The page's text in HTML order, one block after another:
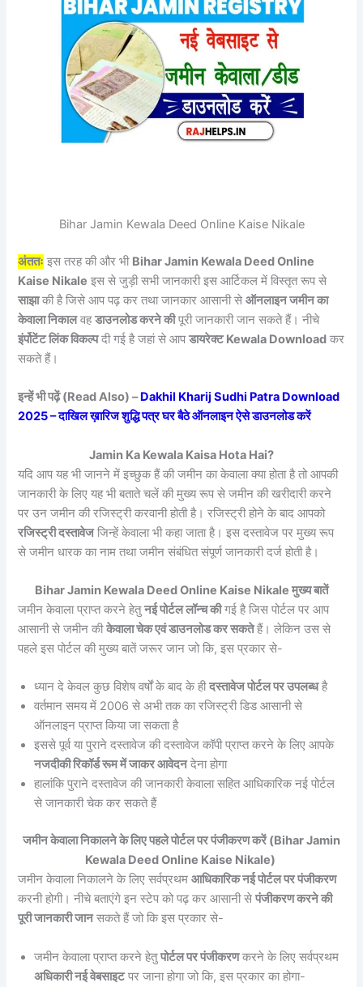
Bihar Jamin Kewala Deed Online Kaise Nikale
अंततः इस तरह की और भी Bihar Jamin Kewala Deed Online
Kaise Nikale इस से जुड़ी सभी जानकारी इस आर्टिकल में विस्तृत रूप से
साझाकी है जिसे आप पढ़ कर तथा जानकार आसानी सेऑनलाइन जमीन का
केवाला निकालवहडाउनलोड करने कीपूरी जानकारी जान सकते हैं। नीचे
इंर्पोटेंट लिंक विकल्पदी गई है जहां से आपडायरेक्ट Kewala Download कर
सकते हैं।
इन्हें भी पढ़ें (Read Also) –Dakhil Kharij Sudhi Patra Download
2025 – दाखिल ख़ारिज शुद्धि पत्र घर बैठे ऑनलाइन ऐसे डाउनलोड करें
Jamin Ka Kewala Kaisa Hota Hai?
यदि आप यह भी जानने में इच्छुक हैं की जमीन का केवाला क्या होता है तो आपकी
जानकारी के लिए यह भी बताते चलें की मुख्य रूप से जमीन की खरीदारी करने
पर उन जमीन की रजिस्ट्री करवानी होती है। रजिस्ट्री होने के बाद आपको
रजिस्ट्री दस्तावेजजिन्हें केवाला भी कहा जाता है। इस दस्तावेज पर मुख्य रूप
से जमीन धारक का नाम तथा जमीन संबंधित संपूर्ण जानकारी दर्ज होती है।
Bihar Jamin Kewala Deed Online Kaise Nikale मुख्य बातें
जमीन केवाला प्राप्त करने हेतुनई पोर्टल लॉन्च कीगई है जिस पोर्टल पर आप
आसानी से जमीन कीकेवाला चेक एवं डाउनलोड कर सकतेहैं। लेकिन उस से
पहले इस पोर्टल की मुख्य बातें जरूर जान जो कि, इस प्रकार से-
ध्यान दे केवल कुछ विशेष वर्षों के बाद के हीदस्तावेज पोर्टल पर उपलब्धहै
वर्तमान समय में 2006 से अभी तक का रजिस्ट्री डिड आसानी से
ऑनलाइन प्राप्त किया जा सकता है
इससे पूर्व या पुराने दस्तावेज की दस्तावेज कॉपी प्राप्त करने के लिए आपके
नजदीकी रिकॉर्ड रूम में जाकर आवेदनदेना होगा
हालांकि पुराने दस्तावेज की जानकारी केवाला सहित आधिकारिक नई पोर्टल
से जानकारी चेक कर सकते हैं
जमीन केवाला निकालने के लिए पहले पोर्टल पर पंजीकरण करें (Bihar Jamin
Kewala Deed Online Kaise Nikale)
जमीन केवाला निकालने के लिए सर्वप्रथमआधिकारिक नई पोर्टल पर पंजीकरण
करनी होगी। नीचे बताएंगे इन स्टेप को पढ़ कर आसानी सेपंजीकरण करने की
पूरी जानकारी जानसकते हैं जो कि इस प्रकार से-
जमीन केवाला प्राप्त करने हेतुपोर्टल पर पंजीकरणकरने के लिए सर्वप्रथम
अधिकारी नई वेबसाइटपर जाना होगा जो कि, इस प्रकार का होगा-